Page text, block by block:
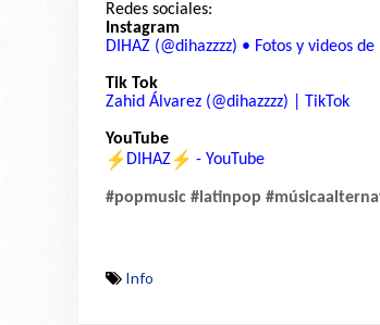
Redes sociales:
Instagram
DIHAZ (@dihazzzz) • Fotos y videos
Tik Tok
Zahid Álvarez (@dihazzzz) | TikTok
YouTube
DIHAZ
- YouTube
#popmusic #latinpop
Info